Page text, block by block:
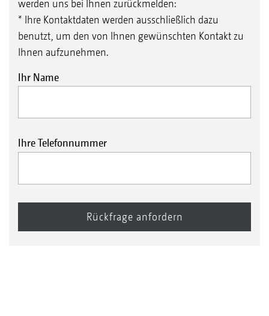
werden uns bei Ihnen zurückmelden:
* Ihre Kontaktdaten werden ausschließlich dazu
benutzt, um den von Ihnen gewünschten Kontakt zu
Ihnen aufzunehmen.
Ihr Name
Ihre Telefonnummer